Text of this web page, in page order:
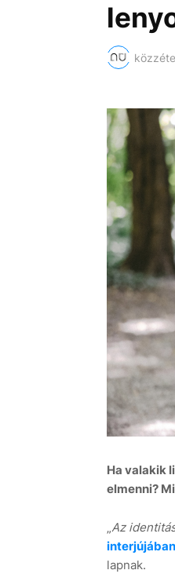
Ha valakik
elmenni?
„Az
interjújában
lapnak.